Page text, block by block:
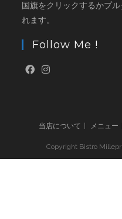
国旗をクリックするかプ
れます。
Follow Me !
当店について メニュー
Copyright Bistro